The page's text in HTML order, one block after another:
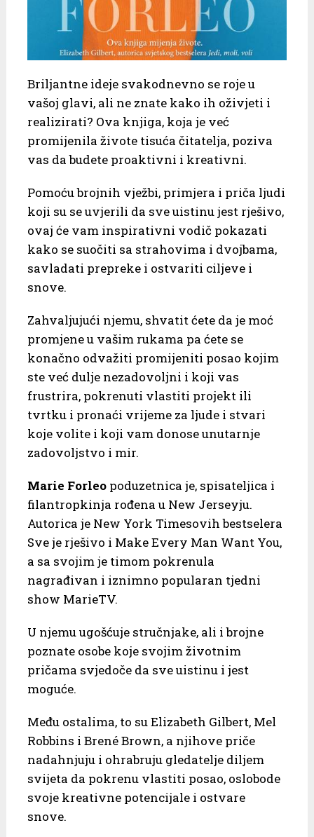
Briljantne ideje svakodnevno se roje u
vašoj glavi, ali ne znate kako ih oživjeti i
realizirati? Ova knjiga, koja je već
promijenila živote tisuća čitatelja, poziva
vas da budete proaktivni i kreativni.
Pomoću brojnih vježbi, primjera i priča ljudi
koji su se uvjerili da sve uistinu jest rješivo,
ovaj će vam inspirativni vodič pokazati
kako se suočiti sa strahovima i dvojbama,
savladati prepreke i ostvariti ciljeve i
snove.
Zahvaljujući njemu, shvatit ćete da je moć
promjene u vašim rukama pa ćete se
konačno odvažiti promijeniti posao kojim
ste već dulje nezadovoljni i koji vas
frustrira, pokrenuti vlastiti projekt ili
tvrtku i pronaći vrijeme za ljude i stvari
koje volite i koji vam donose unutarnje
zadovoljstvo i mir.
Marie Forleopoduzetnica je, spisateljica i
filantropkinja rođena u New Jerseyju.
Autorica je New York Timesovih bestselera
Sve je rješivo i Make Every Man Want You,
a sa svojim je timom pokrenula
nagrađivan i iznimno popularan tjedni
show MarieTV.
U njemu ugošćuje stručnjake, ali i brojne
poznate osobe koje svojim životnim
pričama svjedoče da sve uistinu i jest
moguće.
Među ostalima, to su Elizabeth Gilbert, Mel
Robbins i Brené Brown, a njihove priče
nadahnjuju i ohrabruju gledatelje diljem
svijeta da pokrenu vlastiti posao, oslobode
svoje kreativne potencijale i ostvare
snove.